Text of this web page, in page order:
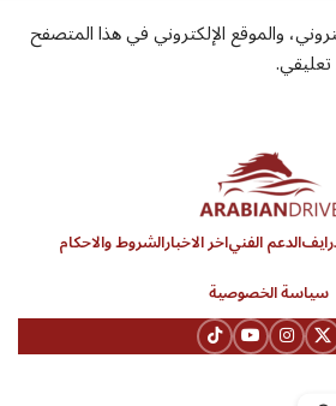
والموقع الإلكتروني في هذا المتصفح
تعليقي.
الدعم الفنياخر الاخبارالشروط والاحكام
سياسة الخصوصية